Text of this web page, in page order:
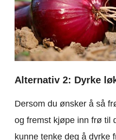
Alternativ 2: Dyrke
Dersom du ønsker å så
og fremst kjøpe inn frø til
kunne tenke deg å dyrke